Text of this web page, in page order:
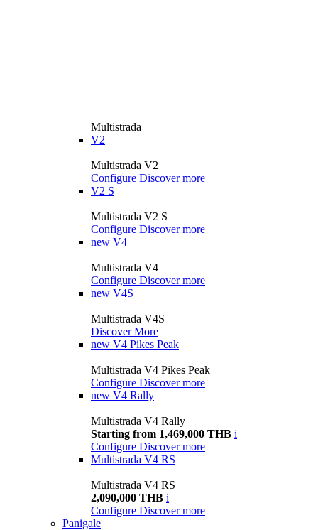
Multistrada
V2
Multistrada V2
Configure Discover more
V2 S
Multistrada V2 S
Configure Discover more
new V4
Multistrada V4
Configure Discover more
new V4S
Multistrada V4S
Discover More
new V4 Pikes Peak
Multistrada V4 Pikes Peak
Configure Discover more
new V4 Rally
Multistrada V4 Rally
Starting from 1,469,000 THB i
Configure Discover more
Multistrada V4 RS
Multistrada V4 RS
2,090,000 THB i
Configure Discover more
Panigale